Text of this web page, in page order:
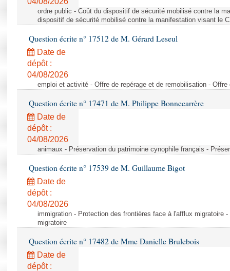
ordre public - Coût du dispositif de sécurité mobilisé contre la
dispositif de sécurité mobilisé contre la manifestation visant le
Question écrite n° 17512 de M. Gérard Leseul
Date de
dépôt :
04/08/2026
emploi et activité - Offre de repérage et de remobilisation -
Question écrite n° 17471 de M. Philippe Bonnecarrère
Date de
dépôt :
04/08/2026
animaux - Préservation du patrimoine cynophile français -
Question écrite n° 17539 de M. Guillaume Bigot
Date de
dépôt :
04/08/2026
immigration - Protection des frontières face à l'afflux migratoire
migratoire
Question écrite n° 17482 de Mme Danielle Brulebois
Date de
dépôt :